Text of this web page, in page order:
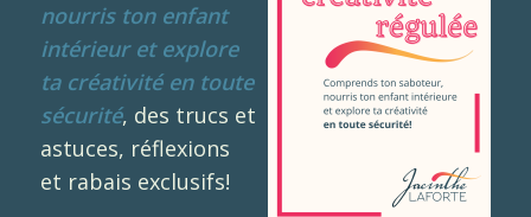
nourris ton enfant
intérieur et explore
ta créativité en toute
sécurité, des trucs et
astuces, réflexions
et rabais exclusifs!